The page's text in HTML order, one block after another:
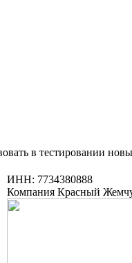
в тестировании
ИНН: 7734380888
Компания Красный